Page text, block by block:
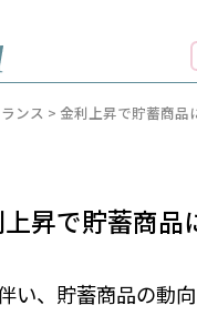
ンス > 金利上昇で貯蓄商品
昇で貯蓄商品
い、貯蓄商品の動